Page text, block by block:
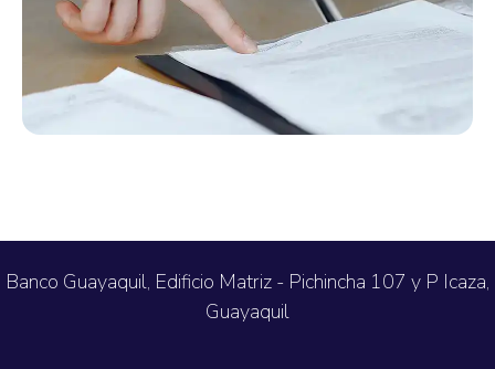
Banco Guayaquil, Edificio Matriz - Pichincha 107 y P Icaza,
Guayaquil